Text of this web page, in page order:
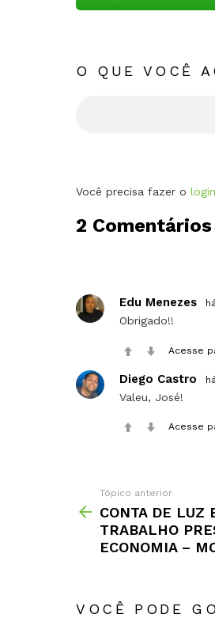
O QUE VOCÊ
Deixe
comentário
Você precisa fazer o login
2 Comentários
Edu Menezes
Obrigado!!
Acesse
Diego Castro
Valeu, José!
Acesse
Tópico anterior
CONTA DE LUZ
TRABALHO
ECONOMIA –
VOCÊ PODE